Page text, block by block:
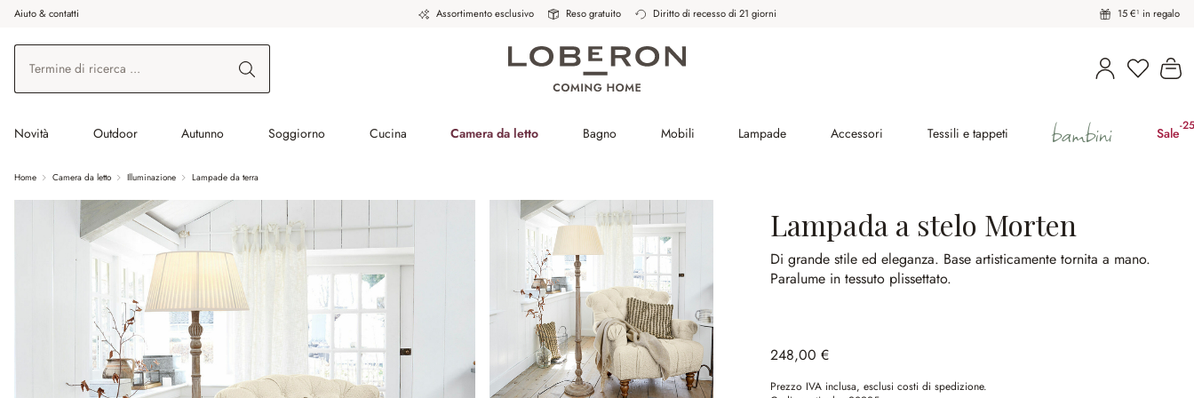
al contenuto principale
Vai alla ricerca
Vai alla navigazione principale
Aiuto & contatti Assortimento esclusivo Reso gratuito Diritto di recesso di 21 giorni 15 €¹ in regalo
Hai 0 Il
Novità Outdoor Autunno Soggiorno Cucina Camera da letto Bagno Mobili Lampade Accessori Tessili e tappeti bambini Sale-
Home Camera da letto Illuminazione Lampade da terra
Lampada a stelo Morten
Di grande stile ed eleganza. Base artisticamente tornita a mano.
Paralume in tessuto plissettato.
248,00 €
Prezzo IVA inclusa, esclusi costi di spedizione.